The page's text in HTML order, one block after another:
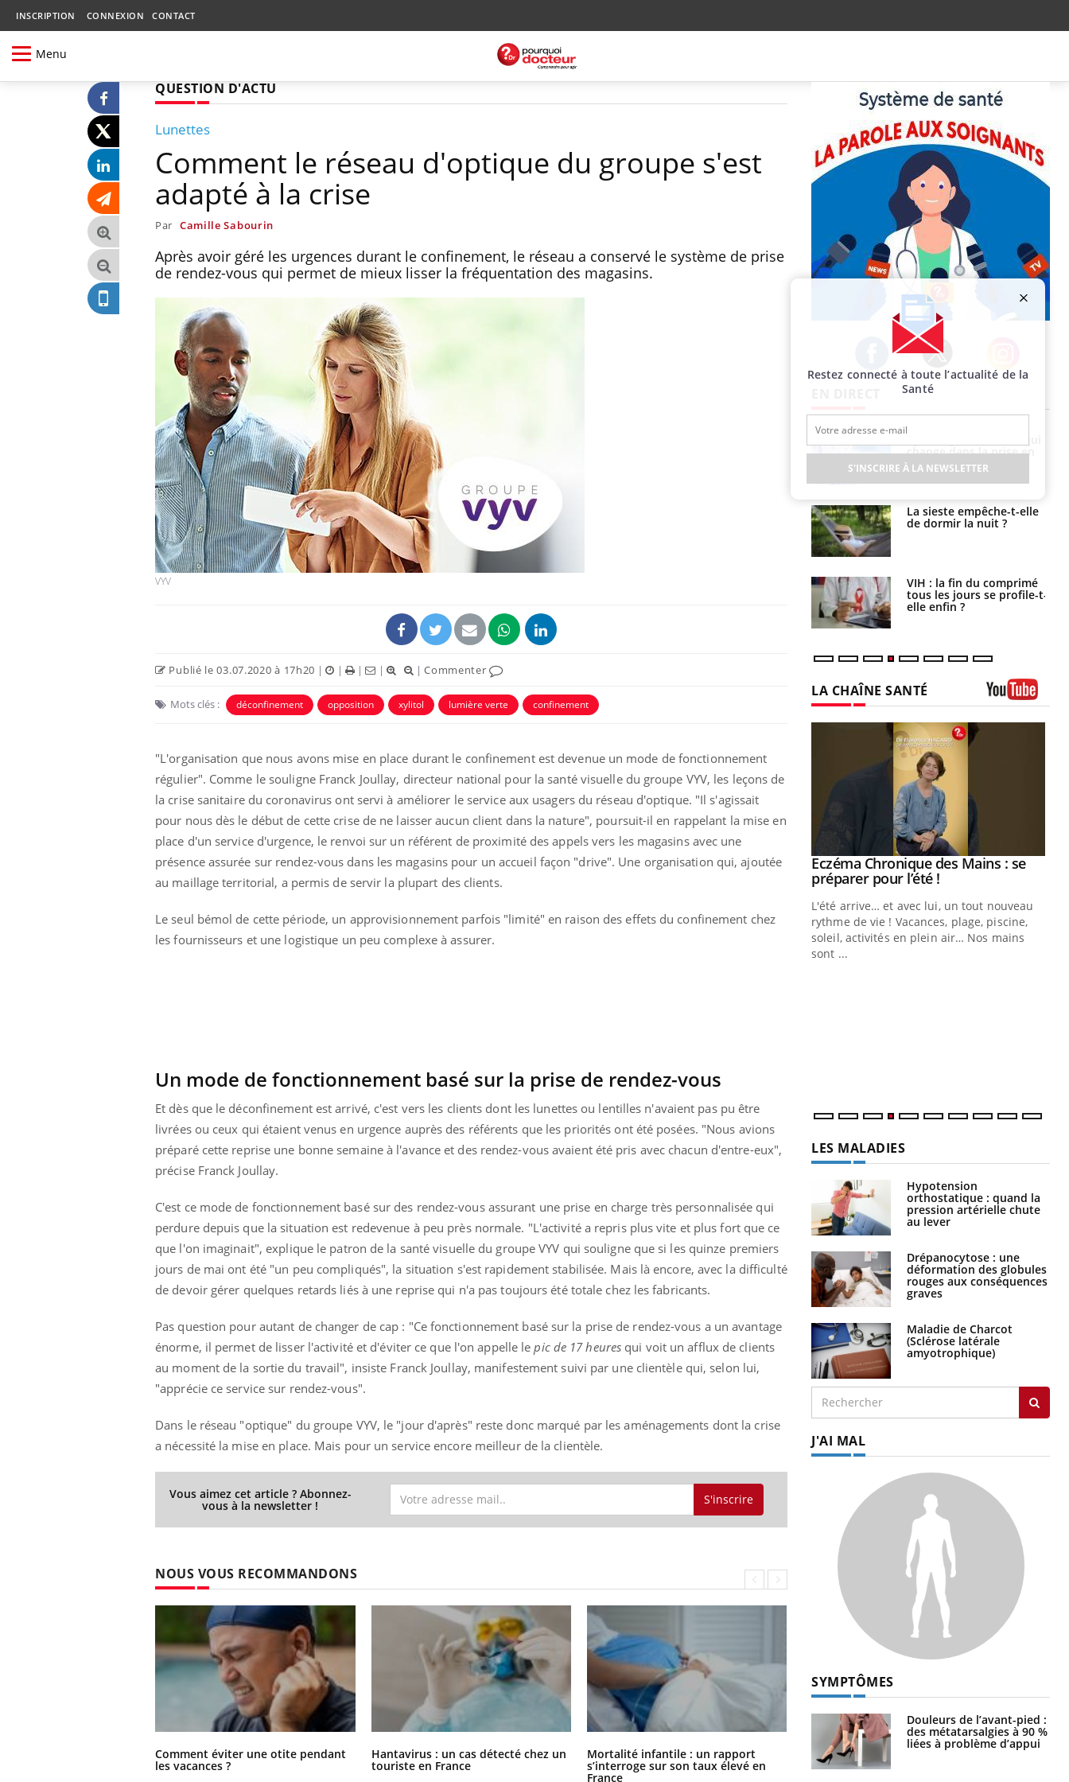
INSCRIPTION CONNEXION CONTACT
Menu
QUESTION D'ACTU
Lunettes
Comment le réseau d'optique du groupe s'est
adapté à la crise
Par Camille Sabourin
Après avoir géré les urgences durant le confinement, le réseau a conservé le système de prise
de rendez-vous qui permet de mieux lisser la fréquentation des magasins.
VYV
Publié le 03.07.2020 à 17h20 | | | | |Commenter
Mots clés : déconfinement opposition xylitol lumière verte confinement
"L'organisation que nous avons mise en place durant le confinement est devenue un mode de fonctionnement
régulier". Comme le souligne Franck Joullay, directeur national pour la santé visuelle du groupe VYV, les leçons de
la crise sanitaire du coronavirus ont servi à améliorer le service aux usagers du réseau d'optique. "Il s'agissait
pour nous dès le début de cette crise de ne laisser aucun client dans la nature", poursuit-il en rappelant la mise en
place d'un service d'urgence, le renvoi sur un référent de proximité des appels vers les magasins avec une
présence assurée sur rendez-vous dans les magasins pour un accueil façon "drive". Une organisation qui, ajoutée
au maillage territorial, a permis de servir la plupart des clients.
Le seul bémol de cette période, un approvisionnement parfois "limité" en raison des effets du confinement chez
les fournisseurs et une logistique un peu complexe à assurer.
Un mode de fonctionnement basé sur la prise de rendez-vous
Et dès que le déconfinement est arrivé, c'est vers les clients dont les lunettes ou lentilles n'avaient pas pu être
livrées ou ceux qui étaient venus en urgence auprès des référents que les priorités ont été posées. "Nous avions
préparé cette reprise une bonne semaine à l'avance et des rendez-vous avaient été pris avec chacun d'entre-eux",
précise Franck Joullay.
C'est ce mode de fonctionnement basé sur des rendez-vous assurant une prise en charge très personnalisée qui
perdure depuis que la situation est redevenue à peu près normale. "L'activité a repris plus vite et plus fort que ce
que l'on imaginait", explique le patron de la santé visuelle du groupe VYV qui souligne que si les quinze premiers
jours de mai ont été "un peu compliqués", la situation s'est rapidement stabilisée. Mais là encore, avec la difficulté
de devoir gérer quelques retards liés à une reprise qui n'a pas toujours été totale chez les fabricants.
Pas question pour autant de changer de cap : "Ce fonctionnement basé sur la prise de rendez-vous a un avantage
énorme, il permet de lisser l'activité et d'éviter ce que l'on appelle lepic de 17 heures qui voit un afflux de clients
au moment de la sortie du travail", insiste Franck Joullay, manifestement suivi par une clientèle qui, selon lui,
"apprécie ce service sur rendez-vous".
Dans le réseau "optique" du groupe VYV, le "jour d'après" reste donc marqué par les aménagements dont la crise
a nécessité la mise en place. Mais pour un service encore meilleur de la clientèle.
Vous aimez cet article ? Abonnez-
vous à la newsletter ! S'inscrire
NOUS VOUS RECOMMANDONS
Comment éviter une otite pendant
les vacances ?
Hantavirus : un cas détecté chez un
touriste en France
Mortalité infantile : un rapport
s’interroge sur son taux élevé en
France
Grossesse à risque : ce jus naturel
attire l'attention des chercheurs
Facebook Twitter Instagram
Comment éviter une otite
pendant les vacances ?
Hantavirus : un cas
détecté chez un touriste
en France
Grossesse à risque : ce jus
naturel attire l'attention
des chercheurs
Comment oublier les
écrans en vacances ?
sur nos soirées
change dans la prise en
charge des femmes
enceintes
La sieste empêche-t-elle
de dormir la nuit ?
VIH : la fin du comprimé
tous les jours se profile-t-
elle enfin ?
LA CHAÎNE SANTÉ
Eczéma Chronique des Mains :
expliquer ma maladieYoutube
d'autres non ! D'un côté, poser des
questions sur la maladie d'un proche c'est
Youtube
Carence en fer : comprendre pour
prévenirYoutube
même alopécie… Les symptômes de la
carence en fer sont multiples ce qui la rend
Youtube
Insuline & Charge mentale : et si on
reste entourée d'idées reçues chez les
Youtube
Eczéma Chronique des Mains : se
préparer pour l’été !Youtube
L'été arrive… et avec lui, un tout nouveau
rythme de vie ! Vacances, plage, piscine,
soleil, activités en plein air… Nos mains
sont ...
LES MALADIES
Hypotension
orthostatique : quand la
pression artérielle chute
au lever
Drépanocytose : une
déformation des globules
rouges aux conséquences
graves
Maladie de Charcot
(Sclérose latérale
amyotrophique)
J'AI MAL
SYMPTÔMES
Douleurs de l’avant-pied :
des métatarsalgies à 90 %
liées à problème d’appui
Restez connecté à toute l’actualité de la
Santé
S'INSCRIRE À LA NEWSLETTER